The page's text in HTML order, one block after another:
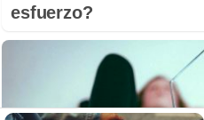
esfuerzo?